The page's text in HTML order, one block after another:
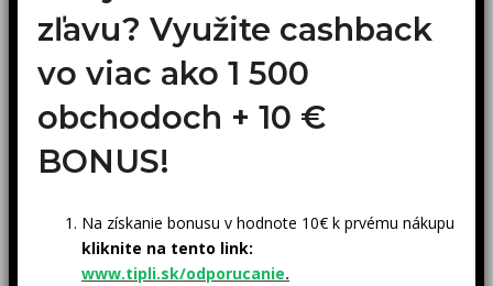
zľavu? Využite cashback
vo viac ako 1 500
obchodoch + 10 €
BONUS!
Na získanie bonusu v hodnote 10€ k prvému nákupu
kliknite na tento link:
www.tipli.sk/odporucanie.